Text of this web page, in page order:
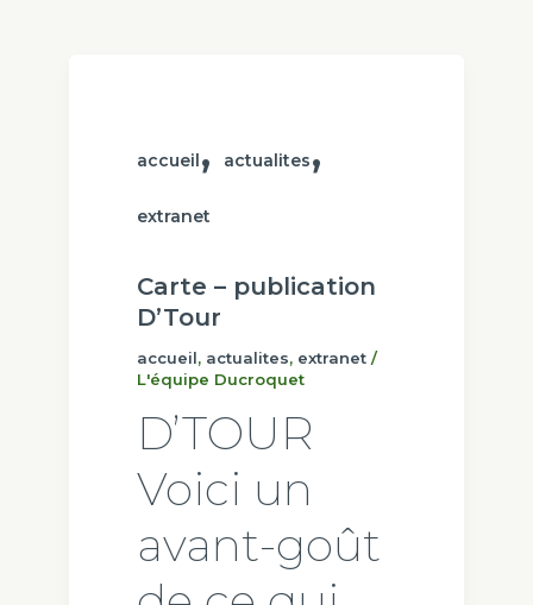
accueil , actualites,
extranet
Carte – publication
D’Tour
accueil, actualites, extranet /
L'équipe Ducroquet
D’TOUR
Voici un
avant-goût